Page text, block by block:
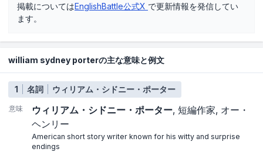
掲載についてはEnglishBattle公式X で更新情報を発信してい
ます。
william sydney porterの主な意味と例文
1 名詞 ウィリアム・シドニー・ポーター
意味 ウィリアム・シドニー・ポーター 短編作家 オー・
ヘンリー
American short story writer known for his witty and surprise
endings